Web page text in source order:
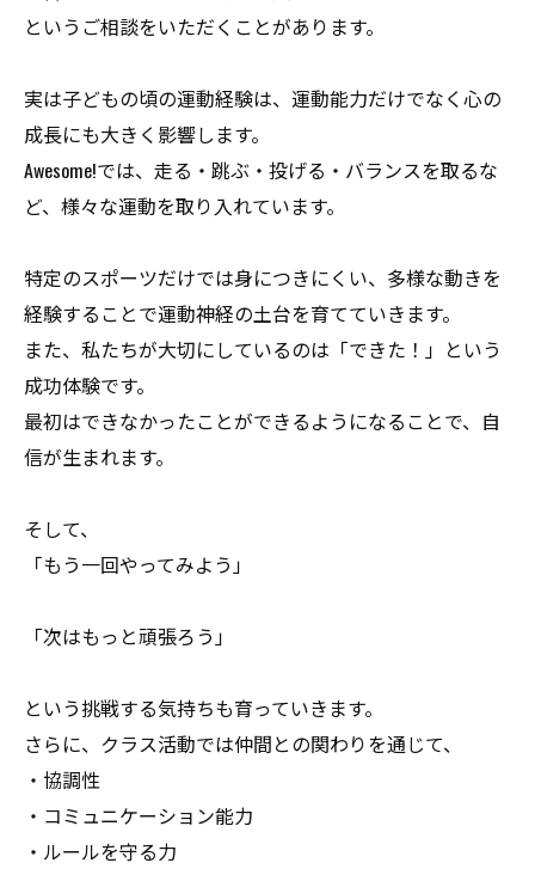
というご相談をいただくことがあります。
実は子どもの頃の運動経験は、運動能力だけでなく心の
成長にも大きく影響します。
Awesome!では、走る・跳ぶ・投げる・バランスを取るな
ど、様々な運動を取り入れています。
特定のスポーツだけでは身につきにくい、多様な動きを
経験することで運動神経の土台を育てていきます。
また、私たちが大切にしているのは「できた！」という
成功体験です。
最初はできなかったことができるようになることで、自
信が生まれます。
そして、
「もう一回やってみよう」
「次はもっと頑張ろう」
という挑戦する気持ちも育っていきます。
さらに、クラス活動では仲間との関わりを通じて、
・協調性
・コミュニケーション能力
・ルールを守る力